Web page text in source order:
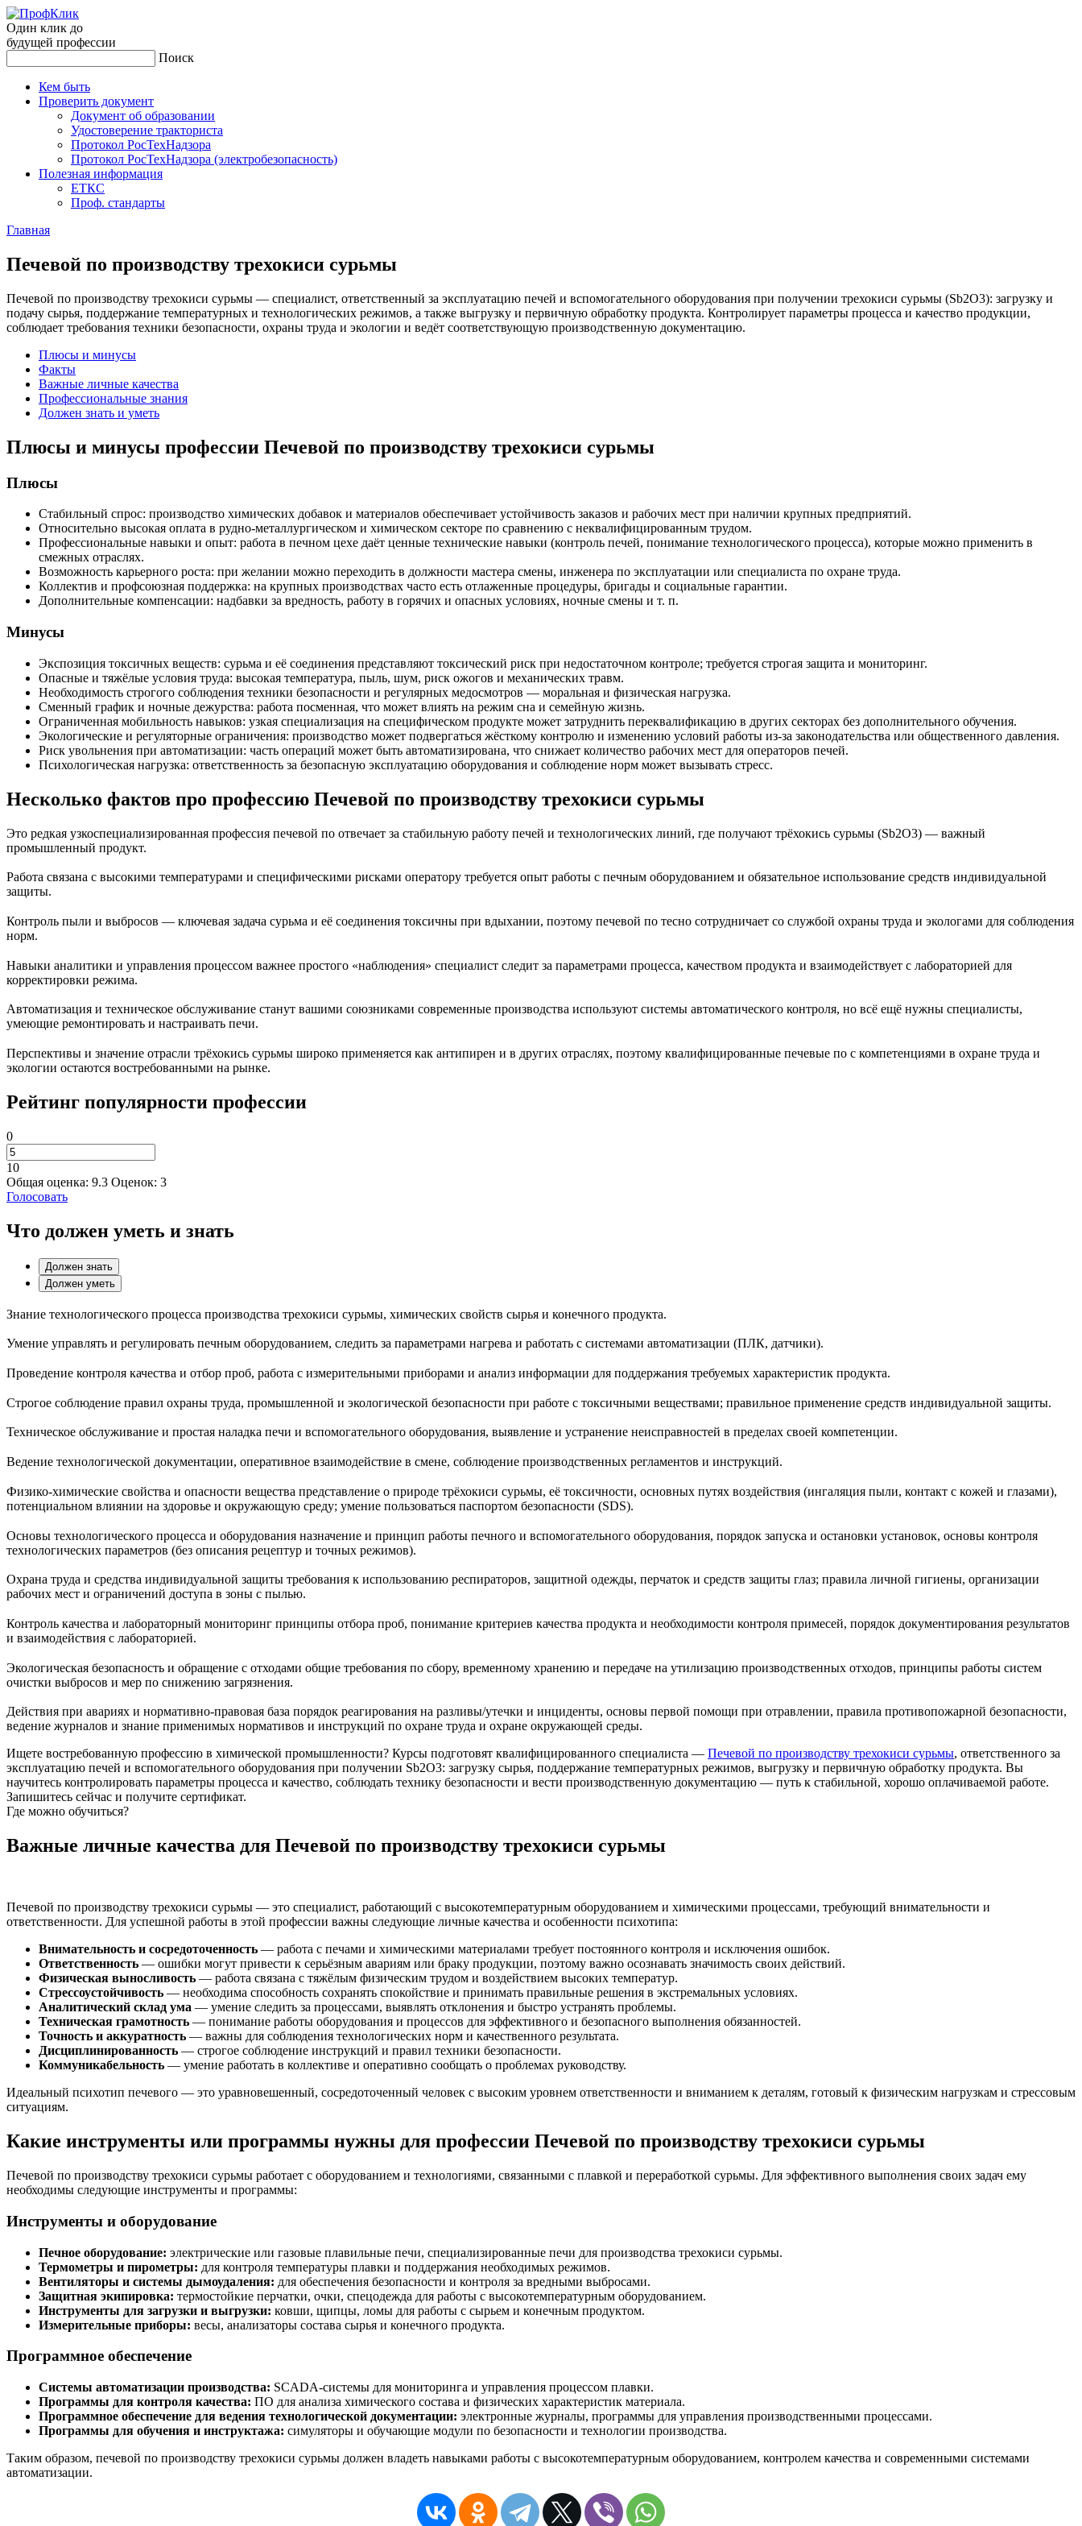
Один клик до
будущей профессии
Поиск
Кем быть
Проверить документ
Документ об образовании
Удостоверение тракториста
Протокол РосТехНадзора
Протокол РосТехНадзора (электробезопасность)
Полезная информация
ЕТКС
Проф. стандарты
Главная
Пе­чевой по про­из­водс­тву тре­хоки­си сурь­мы
Печевой по производству трехокиси сурьмы — специалист, ответственный за эксплуатацию печей и вспомогательного оборудования при получении трехокиси сурьмы (Sb2O3): загрузку и
подачу сырья, поддержание температурных и технологических режимов, а также выгрузку и первичную обработку продукта. Контролирует параметры процесса и качество продукции,
соблюдает требования техники безопасности, охраны труда и экологии и ведёт соответствующую производственную документацию.
Плюсы и минусы
Факты
Важные личные качества
Профессиональные знания
Должен знать и уметь
Плюсы и минусы профессии Печевой по производству трехокиси сурьмы
Плюсы
Стабильный спрос: производство химических добавок и материалов обеспечивает устойчивость заказов и рабочих мест при наличии крупных предприятий.
Относительно высокая оплата в рудно‑металлургическом и химическом секторе по сравнению с неквалифицированным трудом.
Профессиональные навыки и опыт: работа в печном цехе даёт ценные технические навыки (контроль печей, понимание технологического процесса), которые можно применить в
смежных отраслях.
Возможность карьерного роста: при желании можно переходить в должности мастера смены, инженера по эксплуатации или специалиста по охране труда.
Коллектив и профсоюзная поддержка: на крупных производствах часто есть отлаженные процедуры, бригады и социальные гарантии.
Дополнительные компенсации: надбавки за вредность, работу в горячих и опасных условиях, ночные смены и т. п.
Минусы
Экспозиция токсичных веществ: сурьма и её соединения представляют токсический риск при недостаточном контроле; требуется строгая защита и мониторинг.
Опасные и тяжёлые условия труда: высокая температура, пыль, шум, риск ожогов и механических травм.
Необходимость строгого соблюдения техники безопасности и регулярных медосмотров — моральная и физическая нагрузка.
Сменный график и ночные дежурства: работа посменная, что может влиять на режим сна и семейную жизнь.
Ограниченная мобильность навыков: узкая специализация на специфическом продукте может затруднить переквалификацию в других секторах без дополнительного обучения.
Экологические и регуляторные ограничения: производство может подвергаться жёсткому контролю и изменению условий работы из‑за законодательства или общественного давления.
Риск увольнения при автоматизации: часть операций может быть автоматизирована, что снижает количество рабочих мест для операторов печей.
Психологическая нагрузка: ответственность за безопасную эксплуатацию оборудования и соблюдение норм может вызывать стресс.
Несколько фактов про профессию Печевой по производству трехокиси сурьмы
Это редкая узкоспециализированная профессия печевой по отвечает за стабильную работу печей и технологических линий, где получают трёхокись сурьмы (Sb2O3) — важный
промышленный продукт.
Работа связана с высокими температурами и специфическими рисками оператору требуется опыт работы с печным оборудованием и обязательное использование средств индивидуальной
защиты.
Контроль пыли и выбросов — ключевая задача сурьма и её соединения токсичны при вдыхании, поэтому печевой по тесно сотрудничает со службой охраны труда и экологами для соблюдения
норм.
Навыки аналитики и управления процессом важнее простого «наблюдения» специалист следит за параметрами процесса, качеством продукта и взаимодействует с лабораторией для
корректировки режима.
Автоматизация и техническое обслуживание станут вашими союзниками современные производства используют системы автоматического контроля, но всё ещё нужны специалисты,
умеющие ремонтировать и настраивать печи.
Перспективы и значение отрасли трёхокись сурьмы широко применяется как антипирен и в других отраслях, поэтому квалифицированные печевые по с компетенциями в охране труда и
экологии остаются востребованными на рынке.
Рейтинг популярности профессии
0
10
Общая оценка: 9.3 Оценок: 3
Голосовать
Что должен уметь и знать
Должен знать
Должен уметь
Знание технологического процесса производства трехокиси сурьмы, химических свойств сырья и конечного продукта.
Умение управлять и регулировать печным оборудованием, следить за параметрами нагрева и работать с системами автоматизации (ПЛК, датчики).
Проведение контроля качества и отбор проб, работа с измерительными приборами и анализ информации для поддержания требуемых характеристик продукта.
Строгое соблюдение правил охраны труда, промышленной и экологической безопасности при работе с токсичными веществами; правильное применение средств индивидуальной защиты.
Техническое обслуживание и простая наладка печи и вспомогательного оборудования, выявление и устранение неисправностей в пределах своей компетенции.
Ведение технологической документации, оперативное взаимодействие в смене, соблюдение производственных регламентов и инструкций.
Физико‑химические свойства и опасности вещества представление о природе трёхокиси сурьмы, её токсичности, основных путях воздействия (ингаляция пыли, контакт с кожей и глазами),
потенциальном влиянии на здоровье и окружающую среду; умение пользоваться паспортом безопасности (SDS).
Основы технологического процесса и оборудования назначение и принцип работы печного и вспомогательного оборудования, порядок запуска и остановки установок, основы контроля
технологических параметров (без описания рецептур и точных режимов).
Охрана труда и средства индивидуальной защиты требования к использованию респираторов, защитной одежды, перчаток и средств защиты глаз; правила личной гигиены, организации
рабочих мест и ограничений доступа в зоны с пылью.
Контроль качества и лабораторный мониторинг принципы отбора проб, понимание критериев качества продукта и необходимости контроля примесей, порядок документирования результатов
и взаимодействия с лабораторией.
Экологическая безопасность и обращение с отходами общие требования по сбору, временному хранению и передаче на утилизацию производственных отходов, принципы работы систем
очистки выбросов и мер по снижению загрязнения.
Действия при авариях и нормативно‑правовая база порядок реагирования на разливы/утечки и инциденты, основы первой помощи при отравлении, правила противопожарной безопасности,
ведение журналов и знание применимых нормативов и инструкций по охране труда и охране окружающей среды.
Ищете востребованную профессию в химической промышленности? Курсы подготовят квалифицированного специалиста — Печевой по производству трехокиси сурьмы, ответственного за
эксплуатацию печей и вспомогательного оборудования при получении Sb2O3: загрузку сырья, поддержание температурных режимов, выгрузку и первичную обработку продукта. Вы
научитесь контролировать параметры процесса и качество, соблюдать технику безопасности и вести производственную документацию — путь к стабильной, хорошо оплачиваемой работе.
Запишитесь сейчас и получите сертификат.
Где можно обучиться?
Важные личные качества для Печевой по производству трехокиси сурьмы
Печевой по производству трехокиси сурьмы — это специалист, работающий с высокотемпературным оборудованием и химическими процессами, требующий внимательности и
ответственности. Для успешной работы в этой профессии важны следующие личные качества и особенности психотипа:
Внимательность и сосредоточенность — работа с печами и химическими материалами требует постоянного контроля и исключения ошибок.
Ответственность — ошибки могут привести к серьёзным авариям или браку продукции, поэтому важно осознавать значимость своих действий.
Физическая выносливость — работа связана с тяжёлым физическим трудом и воздействием высоких температур.
Стрессоустойчивость — необходима способность сохранять спокойствие и принимать правильные решения в экстремальных условиях.
Аналитический склад ума — умение следить за процессами, выявлять отклонения и быстро устранять проблемы.
Техническая грамотность — понимание работы оборудования и процессов для эффективного и безопасного выполнения обязанностей.
Точность и аккуратность — важны для соблюдения технологических норм и качественного результата.
Дисциплинированность — строгое соблюдение инструкций и правил техники безопасности.
Коммуникабельность — умение работать в коллективе и оперативно сообщать о проблемах руководству.
Идеальный психотип печевого — это уравновешенный, сосредоточенный человек с высоким уровнем ответственности и вниманием к деталям, готовый к физическим нагрузкам и стрессовым
ситуациям.
Какие инструменты или программы нужны для профессии Печевой по производству трехокиси сурьмы
Печевой по производству трехокиси сурьмы работает с оборудованием и технологиями, связанными с плавкой и переработкой сурьмы. Для эффективного выполнения своих задач ему
необходимы следующие инструменты и программы:
Инструменты и оборудование
Печное оборудование: электрические или газовые плавильные печи, специализированные печи для производства трехокиси сурьмы.
Термометры и пирометры: для контроля температуры плавки и поддержания необходимых режимов.
Вентиляторы и системы дымоудаления: для обеспечения безопасности и контроля за вредными выбросами.
Защитная экипировка: термостойкие перчатки, очки, спецодежда для работы с высокотемпературным оборудованием.
Инструменты для загрузки и выгрузки: ковши, щипцы, ломы для работы с сырьем и конечным продуктом.
Измерительные приборы: весы, анализаторы состава сырья и конечного продукта.
Программное обеспечение
Системы автоматизации производства: SCADA-системы для мониторинга и управления процессом плавки.
Программы для контроля качества: ПО для анализа химического состава и физических характеристик материала.
Программное обеспечение для ведения технологической документации: электронные журналы, программы для управления производственными процессами.
Программы для обучения и инструктажа: симуляторы и обучающие модули по безопасности и технологии производства.
Таким образом, печевой по производству трехокиси сурьмы должен владеть навыками работы с высокотемпературным оборудованием, контролем качества и современными системами
автоматизации.